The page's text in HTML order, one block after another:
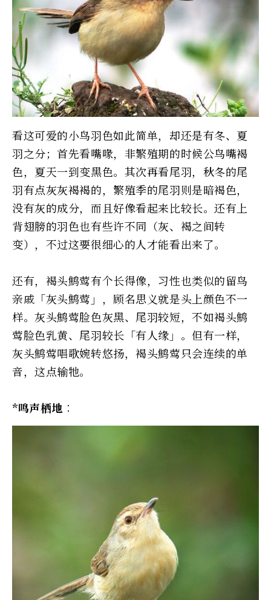
看这可爱的小鸟羽色如此简单，却还是有冬、夏
羽之分；首先看嘴喙，非繁殖期的时候公鸟嘴褐
色，夏天一到变黑色。其次再看尾羽，秋冬的尾
羽有点灰灰褐褐的，繁殖季的尾羽则是暗褐色，
没有灰的成分，而且好像看起来比较长。还有上
背翅膀的羽色也有些许不同（灰、褐之间转
变），不过这要很细心的人才能看出来了。
还有，褐头鹪莺有个长得像，习性也类似的留鸟
亲戚「灰头鹪莺」，顾名思义就是头上颜色不一
样。灰头鹪莺脸色灰黑、尾羽较短，不如褐头鹪
莺脸色乳黄、尾羽较长「有人缘」。但有一样，
灰头鹪莺唱歌婉转悠扬，褐头鹪莺只会连续的单
音，这点输牠。
*鸣声栖地︰